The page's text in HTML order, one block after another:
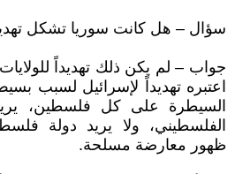
سؤال – هل كانت سوريا تشكل
جواب – لم يكن ذلك تهديداً للولايات
اعتبره تهديداً لإسرائيل لسبب
السيطرة على كل فلسطين،
الفلسطيني، ولا يريد دولة
ظهور معارضة مسلحة.